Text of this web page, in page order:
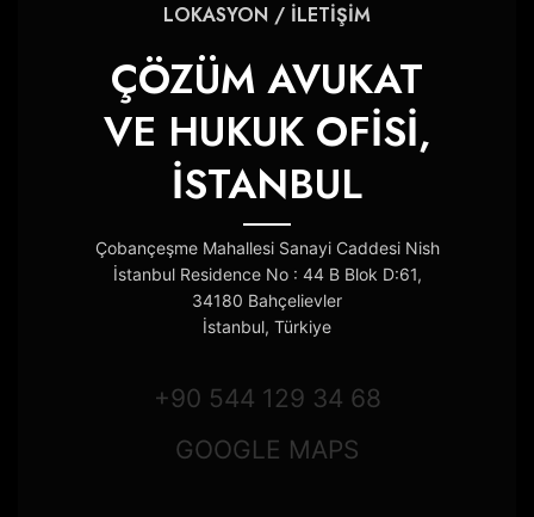
LOKASYON / İLETİŞİM
ÇÖZÜM AVUKAT
VE HUKUK OFİSİ,
İSTANBUL
Çobançeşme Mahallesi Sanayi Caddesi Nish
İstanbul Residence No : 44 B Blok D:61,
34180 Bahçelievler
İstanbul, Türkiye
+90 544 129 34 68
GOOGLE MAPS